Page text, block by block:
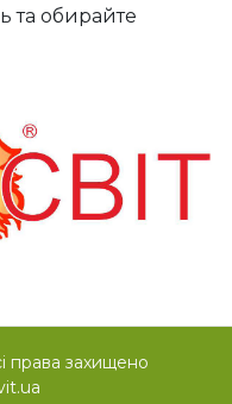
та обирайте
права захищено